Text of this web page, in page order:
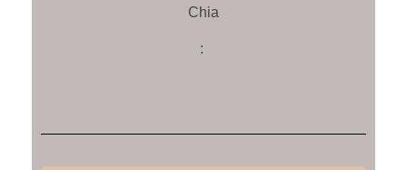
Chia
: